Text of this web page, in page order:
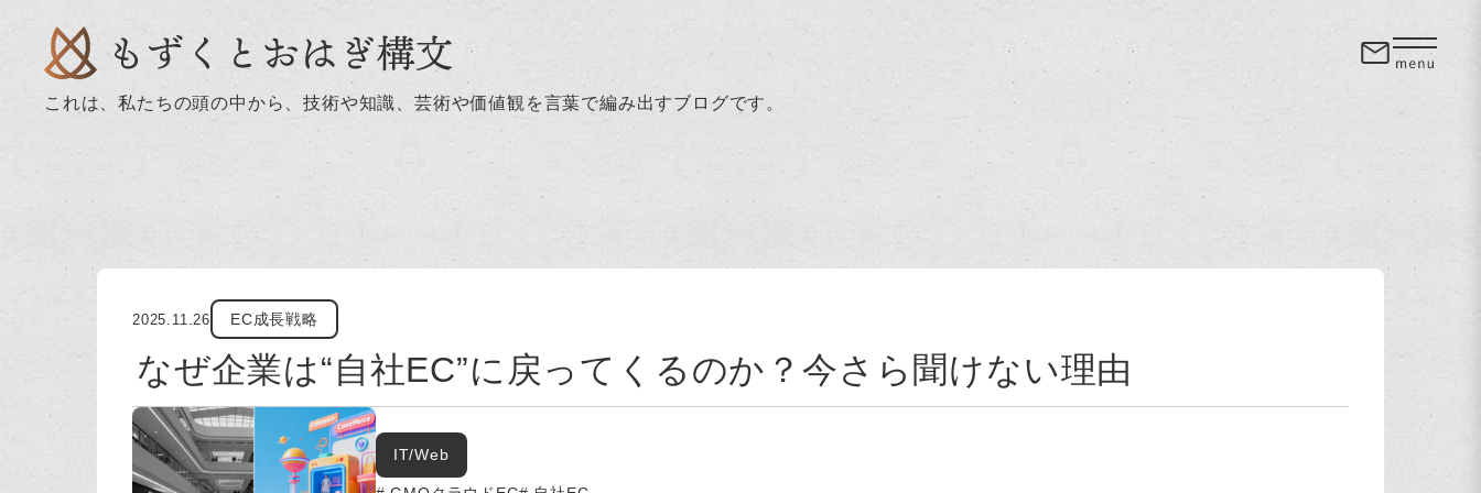
これは、私たちの頭の中から、技術や知識、芸術や価値観を言葉で編み出すブログです。
2025.11.26 EC成長戦略
なぜ企業は“自社EC”に戻ってくるのか？今さら聞けない理由
IT/Web